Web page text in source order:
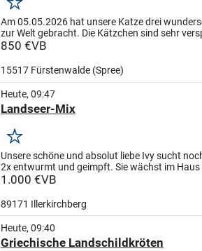
Merken
Am 05.05.2026 hat unsere Katze drei
zur Welt gebracht. Die Kätzchen sind sehr
Schon bereit, in ihr neues Zuhause
850 €VB
15517 Fürstenwalde (Spree)
Heute, 09:47
Landseer-Mix
Merken
Unsere schöne und absolut liebe Ivy sucht
2x entwurmt und geimpft. Sie wächst im
Hündin, so wie 8 Geschwister und 2 Katzen
1.000 €VB
89171 Illerkirchberg
Heute, 09:40
Griechische Landschildkröten